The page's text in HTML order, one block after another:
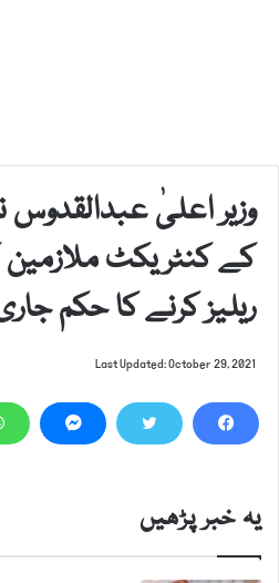
وزیر اعلیٰ
کے کنٹریکٹ ملازمین
ریلیز کرنے کا حکم
Last Updated: October 29, 2021
یہ خبر پڑھیں